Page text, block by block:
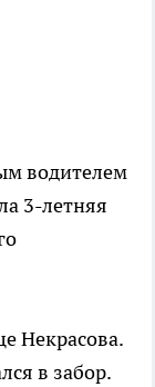
водителем
3-летняя
Некрасова.
в забор.